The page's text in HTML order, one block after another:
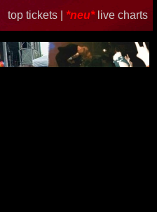
top tickets | *neu* live charts